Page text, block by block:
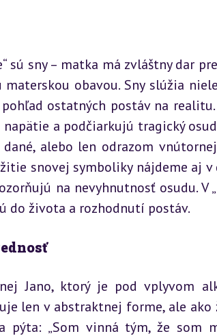
sú sny – matka má zvláštny dar
obavou. Sny slúžia
ostatných postáv na realitu.
a podčiarkujú tragický
alebo len odrazom
snovej symboliky nájdeme aj v
na nevyhnutnosť osudu. V
do života a rozhodnutí postáv.
Jano, ktorý je pod vplyvom
len v abstraktnej forme, ale
pýta: „Som vinná tým, že som